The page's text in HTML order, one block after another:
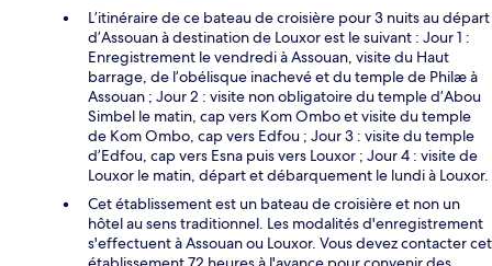
L’itinéraire de ce bateau de croisière pour 3 nuits au départ
d’Assouan à destination de Louxor est le suivant : Jour 1 :
Enregistrement le vendredi à Assouan, visite du Haut
barrage, de l’obélisque inachevé et du temple de Philæ à
Assouan ; Jour 2 : visite non obligatoire du temple d’Abou
Simbel le matin, cap vers Kom Ombo et visite du temple
de Kom Ombo, cap vers Edfou ; Jour 3 : visite du temple
d’Edfou, cap vers Esna puis vers Louxor ; Jour 4 : visite de
Louxor le matin, départ et débarquement le lundi à Louxor.
Cet établissement est un bateau de croisière et non un
hôtel au sens traditionnel. Les modalités d'enregistrement
s'effectuent à Assouan ou Louxor. Vous devez contacter cet